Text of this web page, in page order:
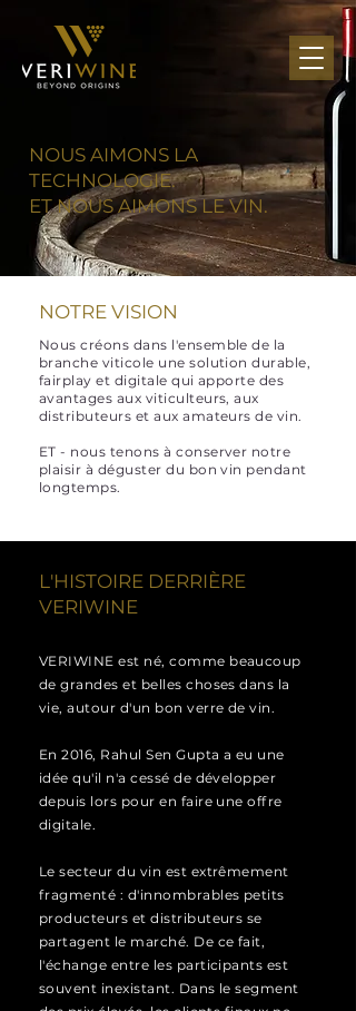
NOUS AIMONS LA
TECHNOLOGIE.
ET NOUS AIMONS LE VIN.
NOTRE VISION
Nous créons dans l'ensemble de la
branche viticole une solution durable,
fairplay et digitale qui apporte des
avantages aux viticulteurs, aux
distributeurs et aux amateurs de vin.
ET - nous tenons à conserver notre
plaisir à déguster du bon vin pendant
longtemps.
L'HISTOIRE DERRIÈRE
VERIWINE
VERIWINE est né, comme beaucoup
de grandes et belles choses dans la
vie, autour d'un bon verre de vin.
En 2016, Rahul Sen Gupta a eu une
idée qu'il n'a cessé de développer
depuis lors pour en faire une offre
digitale.
Le secteur du vin est extrêmement
fragmenté : d'innombrables petits
producteurs et distributeurs se
partagent le marché. De ce fait,
l'échange entre les participants est
souvent inexistant. Dans le segment